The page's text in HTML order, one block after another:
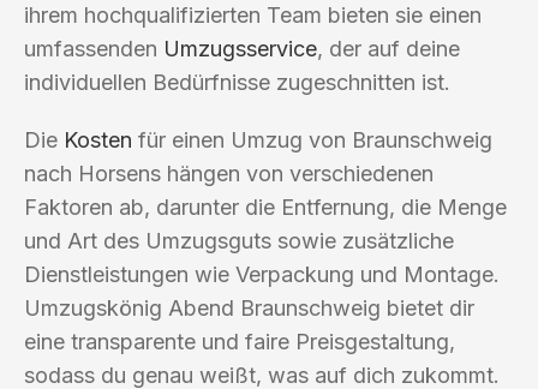
ihrem hochqualifizierten Team bieten sie einen
umfassenden Umzugsservice, der auf deine
individuellen Bedürfnisse zugeschnitten ist.
Die Kosten für einen Umzug von Braunschweig
nach Horsens hängen von verschiedenen
Faktoren ab, darunter die Entfernung, die Menge
und Art des Umzugsguts sowie zusätzliche
Dienstleistungen wie Verpackung und Montage.
Umzugskönig Abend Braunschweig bietet dir
eine transparente und faire Preisgestaltung,
sodass du genau weißt, was auf dich zukommt.